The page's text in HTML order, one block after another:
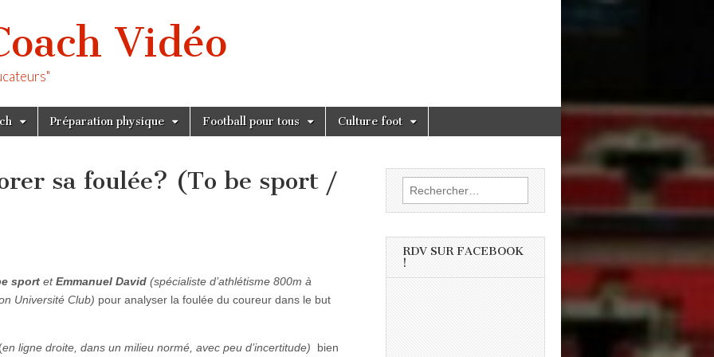
Vidéo
Préparation physique Football pour tous Culture foot
sa foulée? (To be sport /
sport etEmmanuel David (spécialiste d’athlétisme 800m à
Université Club) pour analyser la foulée du coureur dans le but
en ligne droite, dans un milieu normé, avec peu d’incertitude)
bien
Rechercher :
RDV SUR FACEBOOK
!